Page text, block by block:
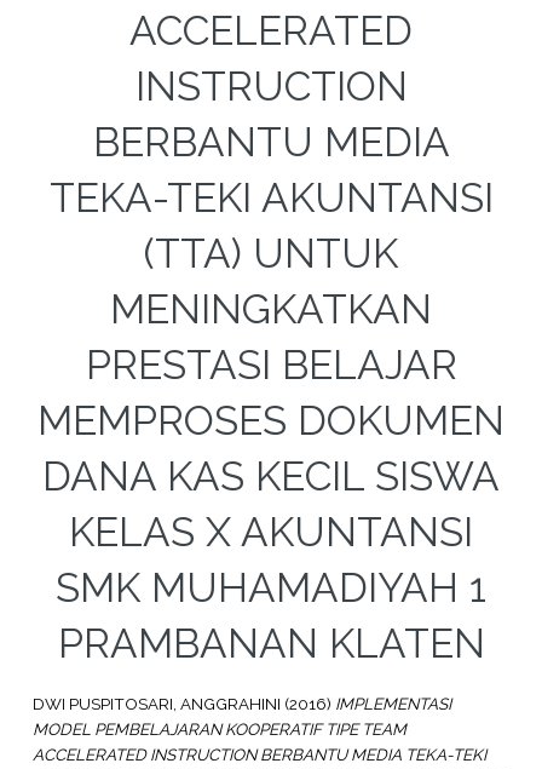
ACCELERATED
INSTRUCTION
BERBANTU MEDIA
TEKA-TEKI AKUNTANSI
(TTA) UNTUK
MENINGKATKAN
PRESTASI BELAJAR
MEMPROSES DOKUMEN
DANA KAS KECIL SISWA
KELAS X AKUNTANSI
SMK MUHAMADIYAH 1
PRAMBANAN KLATEN
DWI PUSPITOSARI, ANGGRAHINI (2016) IMPLEMENTASI
MODEL PEMBELAJARAN KOOPERATIF TIPE TEAM
ACCELERATED INSTRUCTION BERBANTU MEDIA TEKA-TEKI